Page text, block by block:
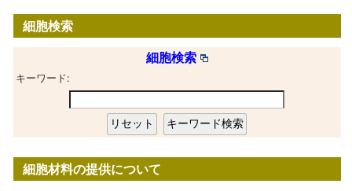
細胞検索
細胞検索
キーワード:
細胞材料の提供について